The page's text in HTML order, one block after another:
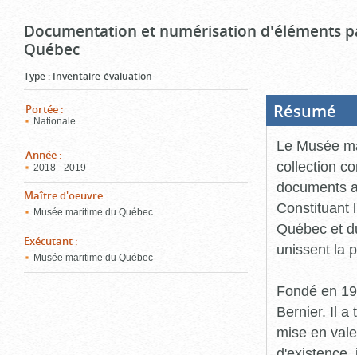
Documentation et numérisation d'éléments
Québec
Type : Inventaire-évaluation
Portée :
Nationale
Année :
2018 - 2019
Maître d'oeuvre :
Musée maritime du Québec
Exécutant :
Musée maritime du Québec
Résumé
Le Musée
collection
documents
Constituant
Québec et
unissent la
Fondé en
Bernier. Il a
mise en